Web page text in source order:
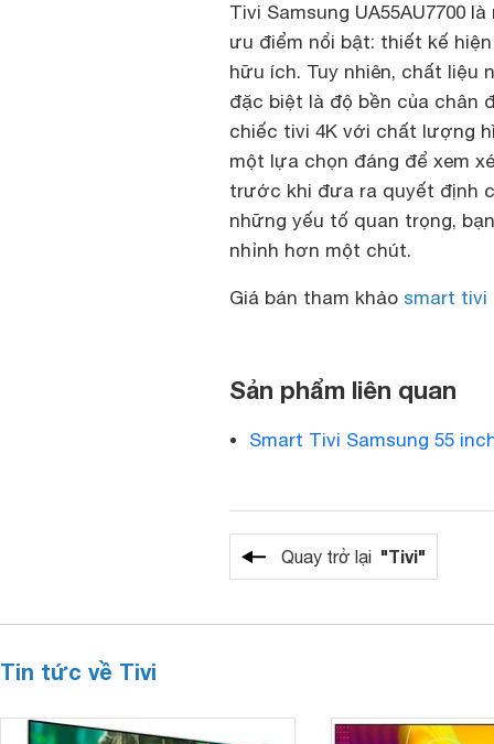
Tivi Samsung UA55AU7700
ưu điểm nổi bật: thiết kế
hữu ích. Tuy nhiên, chất liệu
đặc biệt là độ bền của chân
chiếc tivi 4K với chất lượng
một lựa chọn đáng để xem
trước khi đưa ra quyết định
những yếu tố quan trọng,
nhỉnh hơn một chút.
Giá bán tham khảo smart tivi
Sản phẩm liên quan
Smart Tivi Samsung 55
Quay trở lại "Tivi"
Tin tức về Tivi